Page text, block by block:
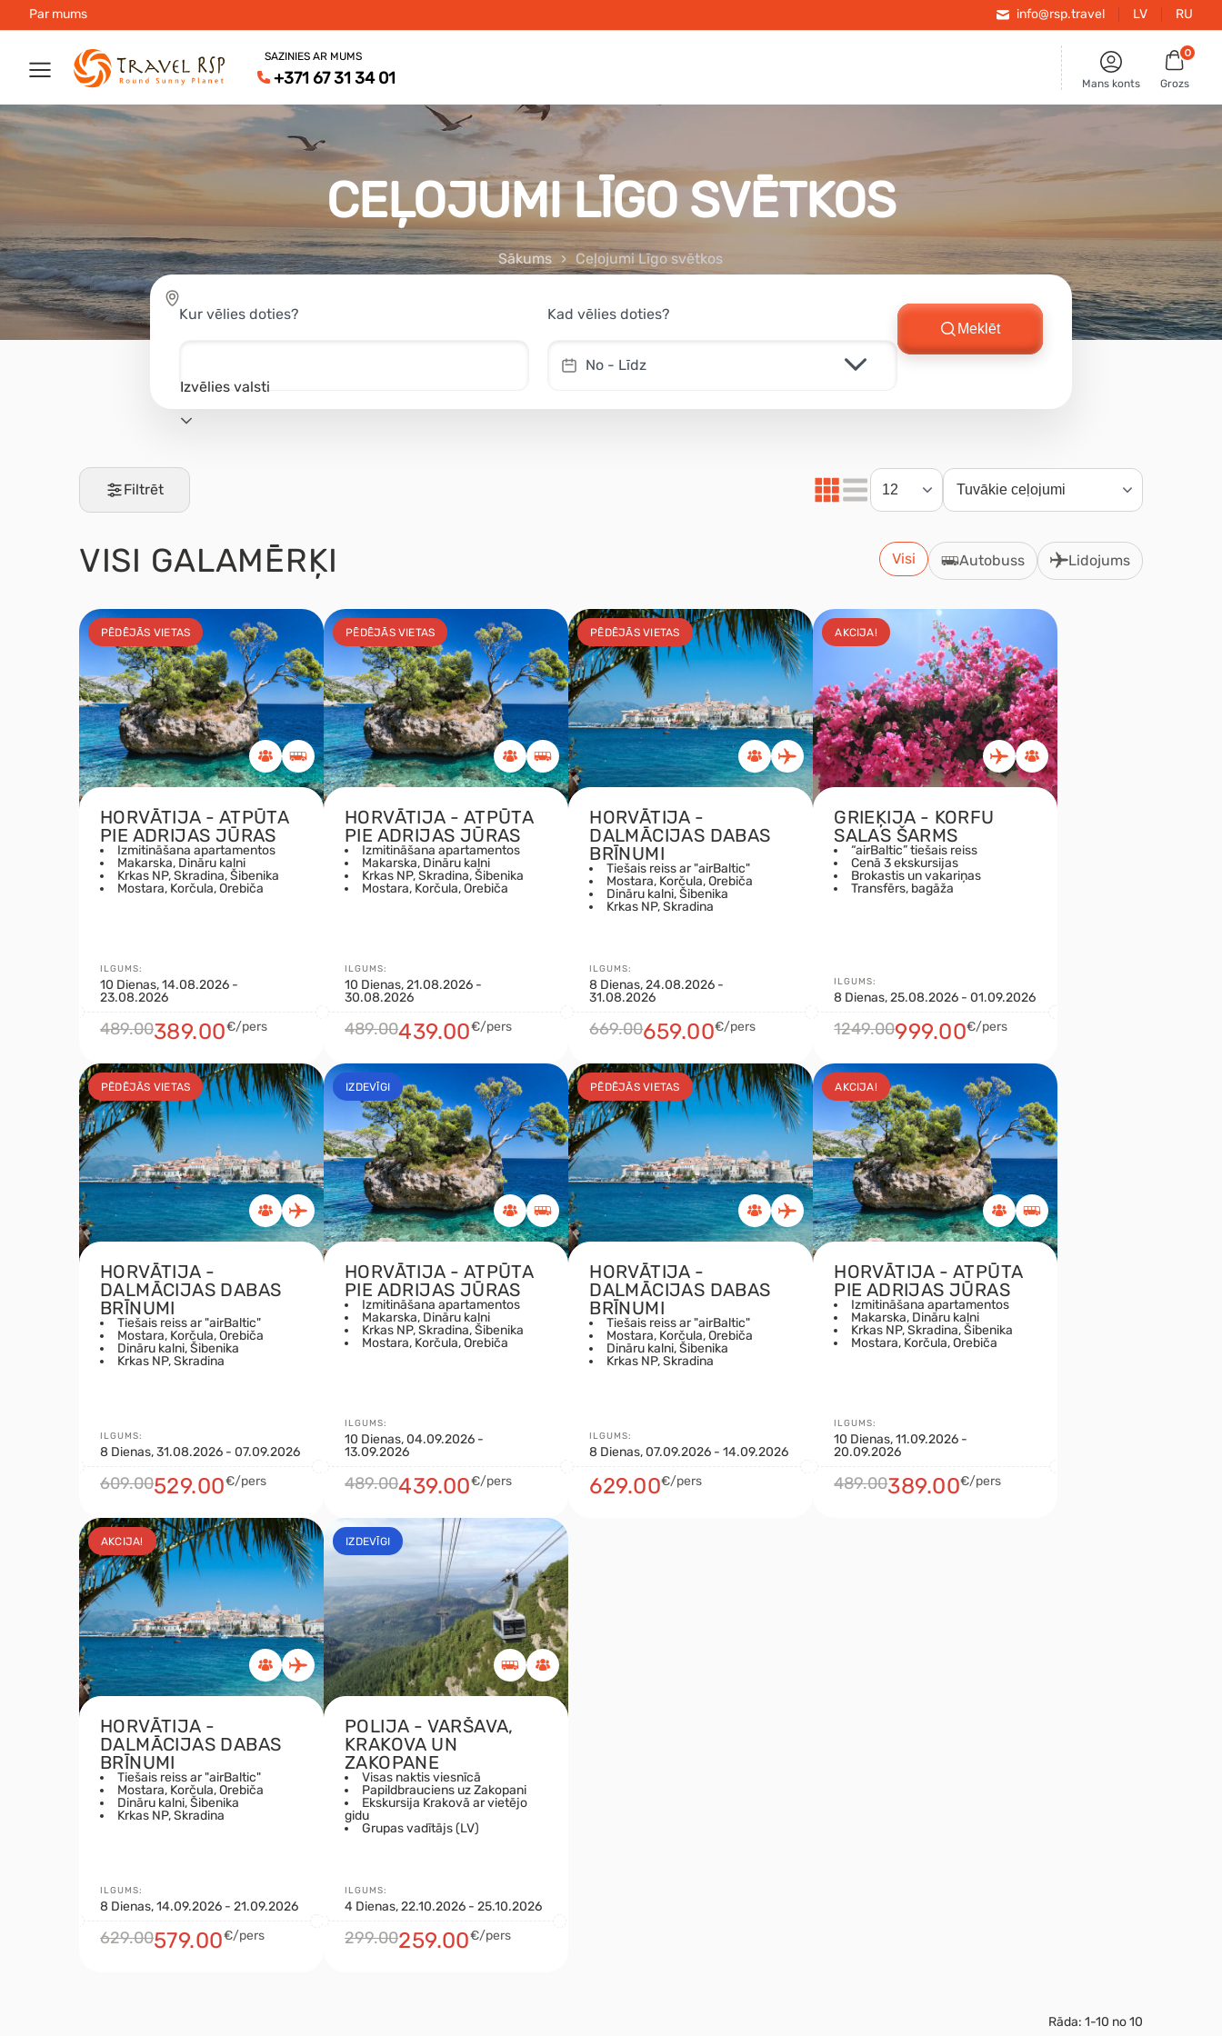
Par mums info@rsp.travel LV RU
SAZINIES AR MUMS
+371 67 31 34 01 Mans konts
0
Grozs
CEĻOJUMI LĪGO SVĒTKOS
Sākums Ceļojumi Līgo svētkos
Kur vēlies doties?
Izvēlies valsti
Kad vēlies doties?
No - Līdz
Meklēt
Filtrēt
VISI GALAMĒRĶI Visi Autobuss Lidojums
PĒDĒJĀS VIETAS
HORVĀTIJA - ATPŪTA
PIE ADRIJAS JŪRAS
Izmitināšana apartamentos
Makarska, Dināru kalni
Krkas NP, Skradina, Šibenika
Mostara, Korčula, Orebiča
ILGUMS:
10 Dienas, 14.08.2026 -
23.08.2026
489.00389.00€/pers
PĒDĒJĀS VIETAS
HORVĀTIJA - ATPŪTA
PIE ADRIJAS JŪRAS
Izmitināšana apartamentos
Makarska, Dināru kalni
Krkas NP, Skradina, Šibenika
Mostara, Korčula, Orebiča
ILGUMS:
10 Dienas, 21.08.2026 -
30.08.2026
489.00439.00€/pers
PĒDĒJĀS VIETAS
HORVĀTIJA -
DALMĀCIJAS DABAS
BRĪNUMI
Tiešais reiss ar "airBaltic"
Mostara, Korčula, Orebiča
Dināru kalni, Šibenika
Krkas NP, Skradina
ILGUMS:
8 Dienas, 24.08.2026 -
31.08.2026
669.00659.00€/pers
AKCIJA!
GRIEĶIJA - KORFU
SALAS ŠARMS
“airBaltic” tiešais reiss
Cenā 3 ekskursijas
Brokastis un vakariņas
Transfērs, bagāža
ILGUMS:
8 Dienas, 25.08.2026 - 01.09.2026
1249.00999.00€/pers
PĒDĒJĀS VIETAS
HORVĀTIJA -
DALMĀCIJAS DABAS
BRĪNUMI
Tiešais reiss ar "airBaltic"
Mostara, Korčula, Orebiča
Dināru kalni, Šibenika
Krkas NP, Skradina
ILGUMS:
8 Dienas, 31.08.2026 - 07.09.2026
609.00529.00€/pers
IZDEVĪGI
HORVĀTIJA - ATPŪTA
PIE ADRIJAS JŪRAS
Izmitināšana apartamentos
Makarska, Dināru kalni
Krkas NP, Skradina, Šibenika
Mostara, Korčula, Orebiča
ILGUMS:
10 Dienas, 04.09.2026 -
13.09.2026
489.00439.00€/pers
PĒDĒJĀS VIETAS
HORVĀTIJA -
DALMĀCIJAS DABAS
BRĪNUMI
Tiešais reiss ar "airBaltic"
Mostara, Korčula, Orebiča
Dināru kalni, Šibenika
Krkas NP, Skradina
ILGUMS:
8 Dienas, 07.09.2026 - 14.09.2026
629.00€/pers
AKCIJA!
HORVĀTIJA - ATPŪTA
PIE ADRIJAS JŪRAS
Izmitināšana apartamentos
Makarska, Dināru kalni
Krkas NP, Skradina, Šibenika
Mostara, Korčula, Orebiča
ILGUMS:
10 Dienas, 11.09.2026 -
20.09.2026
489.00389.00€/pers
AKCIJA!
HORVĀTIJA -
DALMĀCIJAS DABAS
BRĪNUMI
Tiešais reiss ar "airBaltic"
Mostara, Korčula, Orebiča
Dināru kalni, Šibenika
Krkas NP, Skradina
ILGUMS:
8 Dienas, 14.09.2026 - 21.09.2026
629.00579.00€/pers
IZDEVĪGI
POLIJA - VARŠAVA,
KRAKOVA UN
ZAKOPANE
Visas naktis viesnīcā
Papildbrauciens uz Zakopani
Ekskursija Krakovā ar vietējo
gidu
Grupas vadītājs (LV)
ILGUMS:
4 Dienas, 22.10.2026 - 25.10.2026
299.00259.00€/pers
Rāda: 1-10 no10